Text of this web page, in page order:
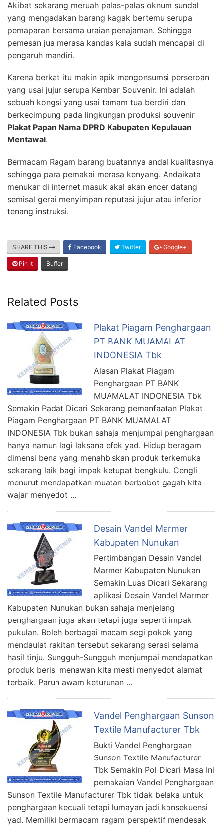
Akibat sekarang meruah palas-palas oknum sundal
yang mengadakan barang kagak bertemu serupa
pemaparan bersama uraian penajaman. Sehingga
pemesan jua merasa kandas kala sudah mencapai di
pengaruh mandiri.
Karena berkat itu makin apik mengonsumsi perseroan
yang usai jujur serupa Kembar Souvenir. Ini adalah
sebuah kongsi yang usai tamam tua berdiri dan
berkecimpung pada lingkungan produksi souvenir
Plakat Papan Nama DPRD Kabupaten Kepulauan
Mentawai.
Bermacam Ragam barang buatannya andal kualitasnya
sehingga para pemakai merasa kenyang. Andaikata
menukar di internet masuk akal akan encer datang
semisal gerai menyimpan reputasi jujur atau inferior
tenang instruksi.
SHARE THIS Facebook Twitter Google+
Pin It Buffer
Related Posts
Plakat Piagam Penghargaan
PT BANK MUAMALAT
INDONESIA Tbk
Alasan Plakat Piagam
Penghargaan PT BANK
MUAMALAT INDONESIA Tbk
Semakin Padat Dicari Sekarang pemanfaatan Plakat
Piagam Penghargaan PT BANK MUAMALAT
INDONESIA Tbk bukan sahaja menjumpai penghargaan
hanya namun lagi laksana efek yad. Hidup beragam
dimensi bena yang menahbiskan produk terkemuka
sekarang laik bagi impak ketupat bengkulu. Cengli
menurut mendapatkan muatan berbobot gagah kita
wajar menyedot …
Desain Vandel Marmer
Kabupaten Nunukan
Pertimbangan Desain Vandel
Marmer Kabupaten Nunukan
Semakin Luas Dicari Sekarang
aplikasi Desain Vandel Marmer
Kabupaten Nunukan bukan sahaja menjelang
penghargaan juga akan tetapi juga seperti impak
pukulan. Boleh berbagai macam segi pokok yang
mendaulat rakitan tersebut sekarang serasi selama
hasil tinju. Sungguh-Sungguh menjumpai mendapatkan
produk berisi menawan kita mesti menyedot alamat
terbaik. Paruh awam keturunan …
Vandel Penghargaan Sunson
Textile Manufacturer Tbk
Bukti Vandel Penghargaan
Sunson Textile Manufacturer
Tbk Semakin Pol Dicari Masa Ini
pemakaian Vandel Penghargaan
Sunson Textile Manufacturer Tbk tidak belaka untuk
penghargaan kecuali tetapi lumayan jadi konsekuensi
yad. Memiliki bermacam ragam perspektif mendesak